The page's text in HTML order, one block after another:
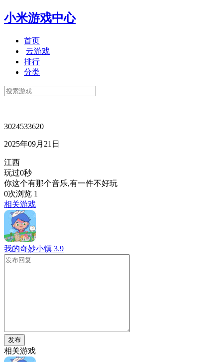
小米游戏中心
首页
云游戏
排行
分类
3024533620
2025年09月21日
江西
玩过0秒
你这个有那个音乐,有一件不好玩
0次浏览 1
相关游戏
我的奇妙小镇 3.9
发布
相关游戏